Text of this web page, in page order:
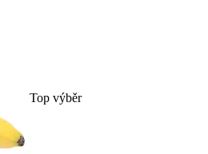
Top výběr